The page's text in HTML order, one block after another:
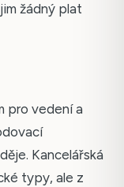
žádný plat
pro vedení a
Kancelářská
typy, ale z